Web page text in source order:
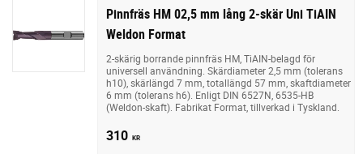
Pinnfräs HM 02,5 mm lång 2-skär Uni TiAIN
Weldon Format
2-skärig borrande pinnfräs HM, TiAIN-belagd för
universell användning. Skärdiameter 2,5 mm (tolerans
h10), skärlängd 7 mm, totallängd 57 mm, skaftdiameter
6 mm (tolerans h6). Enligt DIN 6527N, 6535-HB
(Weldon-skaft). Fabrikat Format, tillverkad i Tyskland.
310 KR